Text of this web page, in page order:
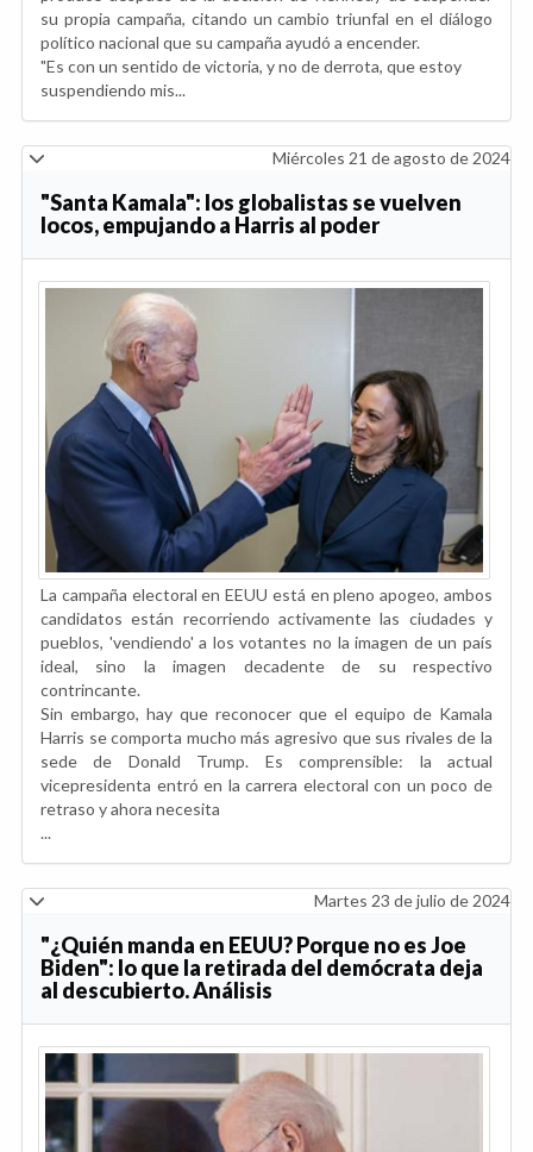
su propia campaña, citando un cambio triunfal en el diálogo
político nacional que su campaña ayudó a encender.
"Es con un sentido de victoria, y no de derrota, que estoy
suspendiendo mis...
Miércoles 21 de agosto de 2024
"Santa Kamala": los globalistas se vuelven
locos, empujando a Harris al poder
La campaña electoral en EEUU está en pleno apogeo, ambos
candidatos están recorriendo activamente las ciudades y
pueblos, 'vendiendo' a los votantes no la imagen de un país
ideal, sino la imagen decadente de su respectivo
contrincante.
Sin embargo, hay que reconocer que el equipo de Kamala
Harris se comporta mucho más agresivo que sus rivales de la
sede de Donald Trump. Es comprensible: la actual
vicepresidenta entró en la carrera electoral con un poco de
retraso y ahora necesita
...
Martes 23 de julio de 2024
"¿Quién manda en EEUU? Porque no es Joe
Biden": lo que la retirada del demócrata deja
al descubierto. Análisis